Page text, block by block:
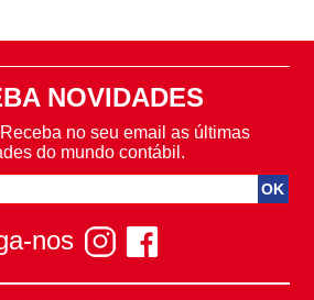
NOVIDADES
no seu email as últimas
do mundo contábil.
nos